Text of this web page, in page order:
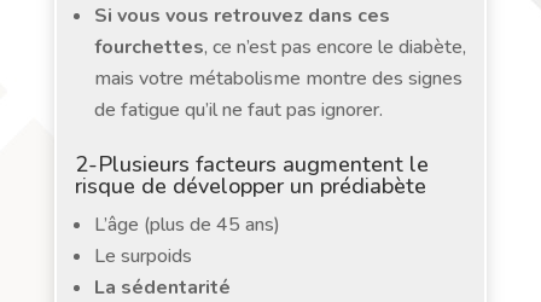
Si vous vous retrouvez dans ces
fourchettes, ce n’est pas encore le diabète,
mais votre métabolisme montre des signes
de fatigue qu’il ne faut pas ignorer.
2-Plusieurs facteurs augmentent le
risque de développer un prédiabète
L’âge (plus de 45 ans)
Le surpoids
La sédentarité